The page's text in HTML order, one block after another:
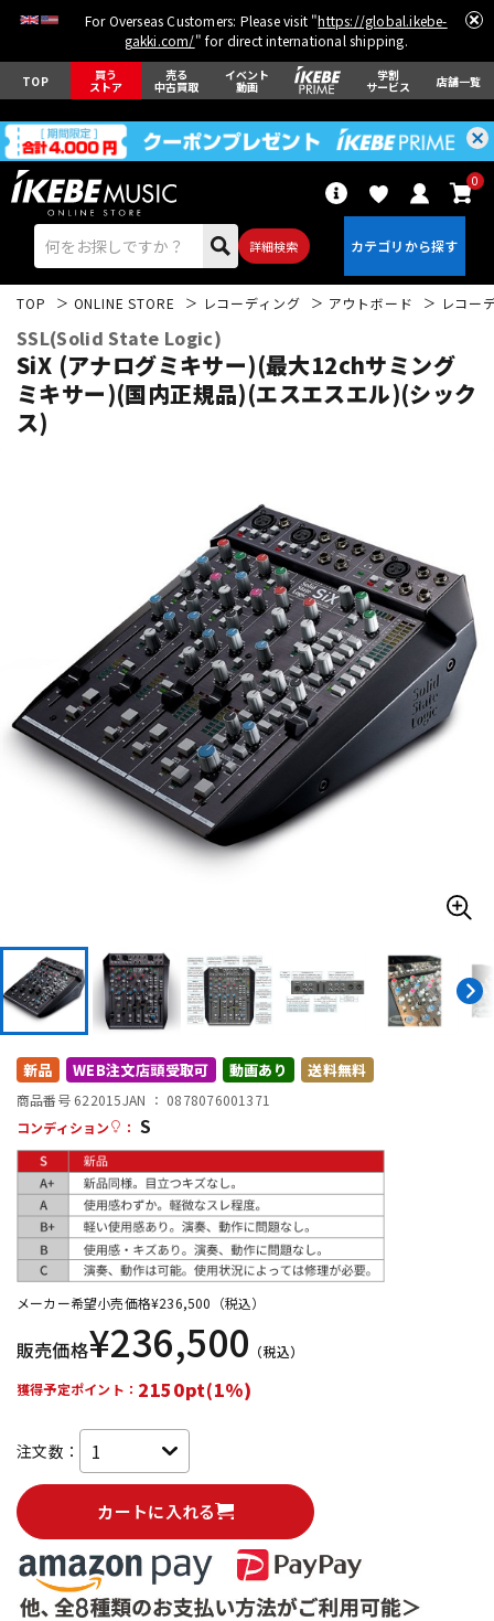
For Overseas Customers: Please visit "https://global.ikebe-
gakki.com/" for direct international shipping.
TOP 買う
ストア
売る
中古買取
イベント
動画
学割
サービス 店舗一覧
詳細検索
0
パーカッション
キーボード 電子ピアノ
管楽器 その他楽器
アンプ
DTM オンライン納品 レコーディング機器
配信/ライブ機器 楽器アクセサリ
TOP ONLINE STORE レコーディング アウトボード レコー
SSL(Solid State Logic)
SiX (アナログミキサー)(最大12chサミング
ミキサー)(国内正規品)(エスエスエル)(シック
ス)
新品 WEB注文店頭受取可 動画あり 送料無料
商品番号 622015JAN ： 0878076001371
コンディション
： S
メーカー希望小売価格¥236,500 （税込）
販売価格¥236,500 （税込）
獲得予定ポイント： 2150pt(1%)
注文数：
カートに入れる